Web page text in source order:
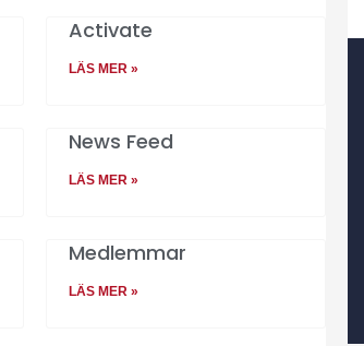
Activate
LÄS MER »
News Feed
LÄS MER »
Medlemmar
LÄS MER »